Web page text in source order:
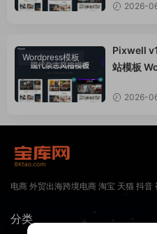
健康、生
惠、购物
2026-
Wordpress模板
Pixwell
站模板
健康、生
2026-
电商 外贸出海跨境电商 淘宝 天猫 抖
分类